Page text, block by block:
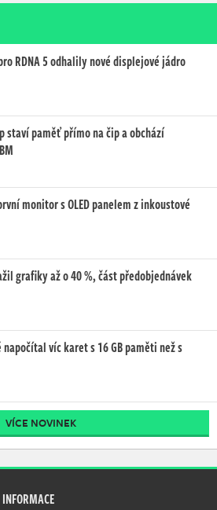
RDNA 5 odhalily nové displejové jádro
staví paměť přímo na čip a obchází
monitor s OLED panelem z inkoustové
grafiky až o 40 %, část předobjednávek
víc karet s 16 GB paměti než s
VÍCE NOVINEK
INFORMACE